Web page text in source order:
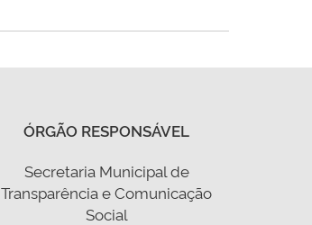
ÓRGÃO RESPONSÁVEL
Secretaria Municipal de
Transparência e Comunicação
Social